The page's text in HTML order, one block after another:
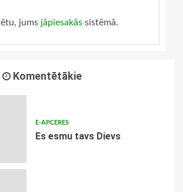
jums jāpiesakās sistēmā.
Komentētākie
E-APCERES
Es esmu tavs Dievs